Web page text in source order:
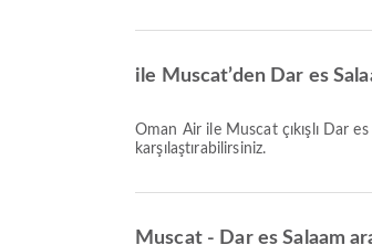
ile Muscat’den Dar es
Oman Air ile Muscat çıkışlı Dar es Salaam varışlı en geç uçuş 22:50 saatinde kalkar. Bu tarifeyi görüntüleyebilir ve Airpaz üzerinden diğer mevcut uçuş seçeneklerini
karşılaştırabilirsiniz.
Muscat - Dar es Salaam